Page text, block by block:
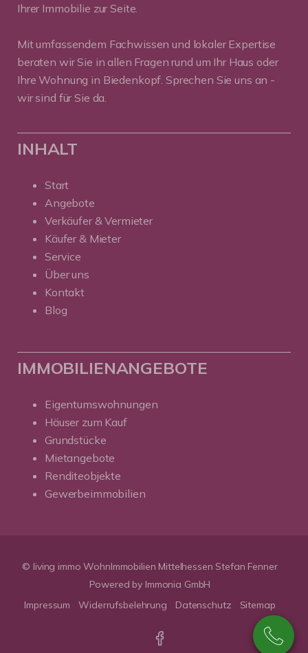
Ihrer Immobilie zur Seite.
Mit umfassendem Fachwissen und lokaler Expertise
beraten wir Sie in allen Fragen rund um Ihr Haus oder
Ihre Wohnung in Biedenkopf. Sprechen Sie uns an -
wir sind für Sie da.
INHALT
Start
Angebote
Verkäufer & Vermieter
Käufer & Mieter
Service
Über uns
Kontakt
Blog
IMMOBILIENANGEBOTE
Eigentumswohnungen
Häuser zum Kauf
Grundstücke
Mietangebote
Renditeobjekte
Gewerbeimmobilien
© living immo WohnImmobilien Mittelhessen Stefan Fenner
Powered by Immonia GmbH
Impressum
Widerrufsbelehrung Datenschutz Sitemap